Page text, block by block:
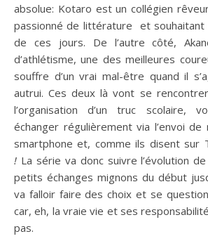
absolue: Kotaro est un collégien
passionné de littérature et souhaitant
de ces jours. De l’autre côté,
d’athlétisme, une des meilleures
souffre d’un vrai mal-être quand il
autrui. Ces deux là vont se
l’organisation d’un truc scolaire,
échanger régulièrement via l’envoi
smartphone et, comme ils disent sur
! La série va donc suivre l’évolution
petits échanges mignons du début
va falloir faire des choix et se
car, eh, la vraie vie et ses
pas.